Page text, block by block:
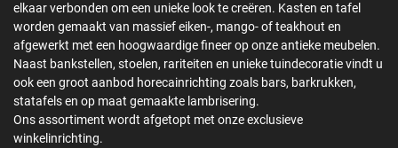
elkaar verbonden om een unieke look te creëren. Kasten en tafel
worden gemaakt van massief eiken-, mango- of teakhout en
afgewerkt met een hoogwaardige fineer op onze antieke meubelen.
Naast bankstellen, stoelen, rariteiten en unieke tuindecoratie vindt u
ook een groot aanbod horecainrichting zoals bars, barkrukken,
statafels en op maat gemaakte lambrisering.
Ons assortiment wordt afgetopt met onze exclusieve
winkelinrichting.